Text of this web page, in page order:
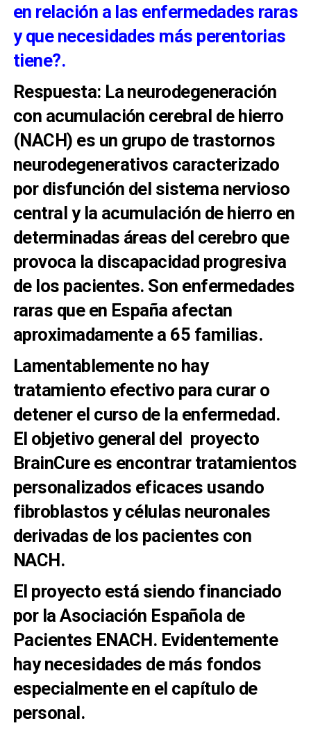
en relación a las enfermedades raras
y que necesidades más perentorias
tiene?.
Respuesta: La neurodegeneración
con acumulación cerebral de hierro
(NACH) es un grupo de trastornos
neurodegenerativos caracterizado
por disfunción del sistema nervioso
central y la acumulación de hierro en
determinadas áreas del cerebro que
provoca la discapacidad progresiva
de los pacientes. Son enfermedades
raras que en España afectan
aproximadamente a 65 familias.
Lamentablemente no hay
tratamiento efectivo para curar o
detener el curso de la enfermedad.
El objetivo general del proyecto
BrainCure es encontrar tratamientos
personalizados eficaces usando
fibroblastos y células neuronales
derivadas de los pacientes con
NACH.
El proyecto está siendo financiado
por la Asociación Española de
Pacientes ENACH. Evidentemente
hay necesidades de más fondos
especialmente en el capítulo de
personal.